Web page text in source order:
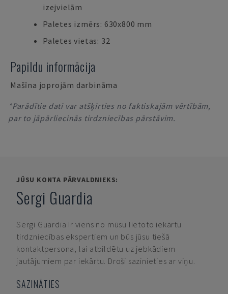
izejvielām
Paletes izmērs: 630x800 mm
Paletes vietas: 32
Papildu informācija
Mašīna joprojām darbināma
*Parādītie dati var atšķirties no faktiskajām vērtībām,
par to jāpārliecinās tirdzniecības pārstāvim.
JŪSU KONTA PĀRVALDNIEKS:
Sergi Guardia
Sergi Guardia Ir viens no mūsu lietoto iekārtu
tirdzniecības ekspertiem un būs jūsu tiešā
kontaktpersona, lai atbildētu uz jebkādiem
jautājumiem par iekārtu. Droši sazinieties ar viņu.
SAZINĀTIES